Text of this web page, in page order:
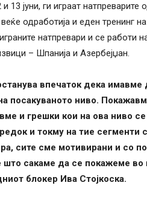
јуни, ги играат натпреварите
одработија и еден тренинг
натпревари и се работи
– Шпанија и Азербејџан.
впечаток дека
посакуваното ниво.
и грешки кои на ова ниво
и токму на тие сегменти
сите сме мотивирани и со
што сакаме да се покажеме во
блокер Ива Стојкоска.